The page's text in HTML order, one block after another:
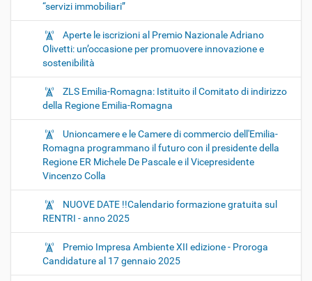
“servizi immobiliari”
Aperte le iscrizioni al Premio Nazionale Adriano
Olivetti: un’occasione per promuovere innovazione e
sostenibilità
ZLS Emilia-Romagna: Istituito il Comitato di indirizzo
della Regione Emilia-Romagna
Unioncamere e le Camere di commercio dell'Emilia-
Romagna programmano il futuro con il presidente della
Regione ER Michele De Pascale e il Vicepresidente
Vincenzo Colla
NUOVE DATE !!Calendario formazione gratuita sul
RENTRI - anno 2025
Premio Impresa Ambiente XII edizione - Proroga
Candidature al 17 gennaio 2025